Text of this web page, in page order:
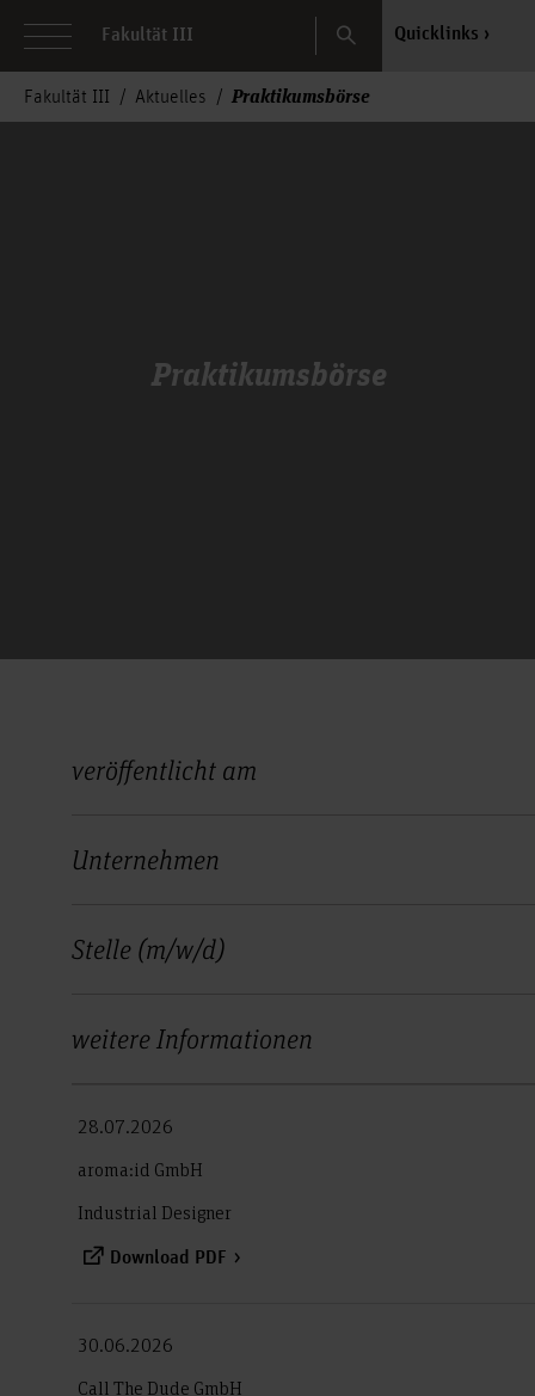
Fakultät III Search Quicklinks
Fakultät III Aktuelles Praktikumsbörse
Praktikumsbörse
veröffentlicht am
Unternehmen
Stelle (m/w/d)
weitere Informationen
28.07.2026
aroma:id GmbH
Industrial Designer
Download PDF
30.06.2026
Call The Dude GmbH